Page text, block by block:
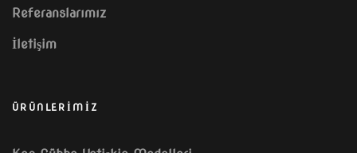
Referanslarımız
İletişim
ÜRÜNLERİMİZ